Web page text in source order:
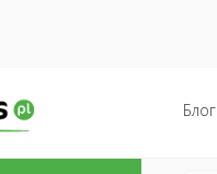
Блог